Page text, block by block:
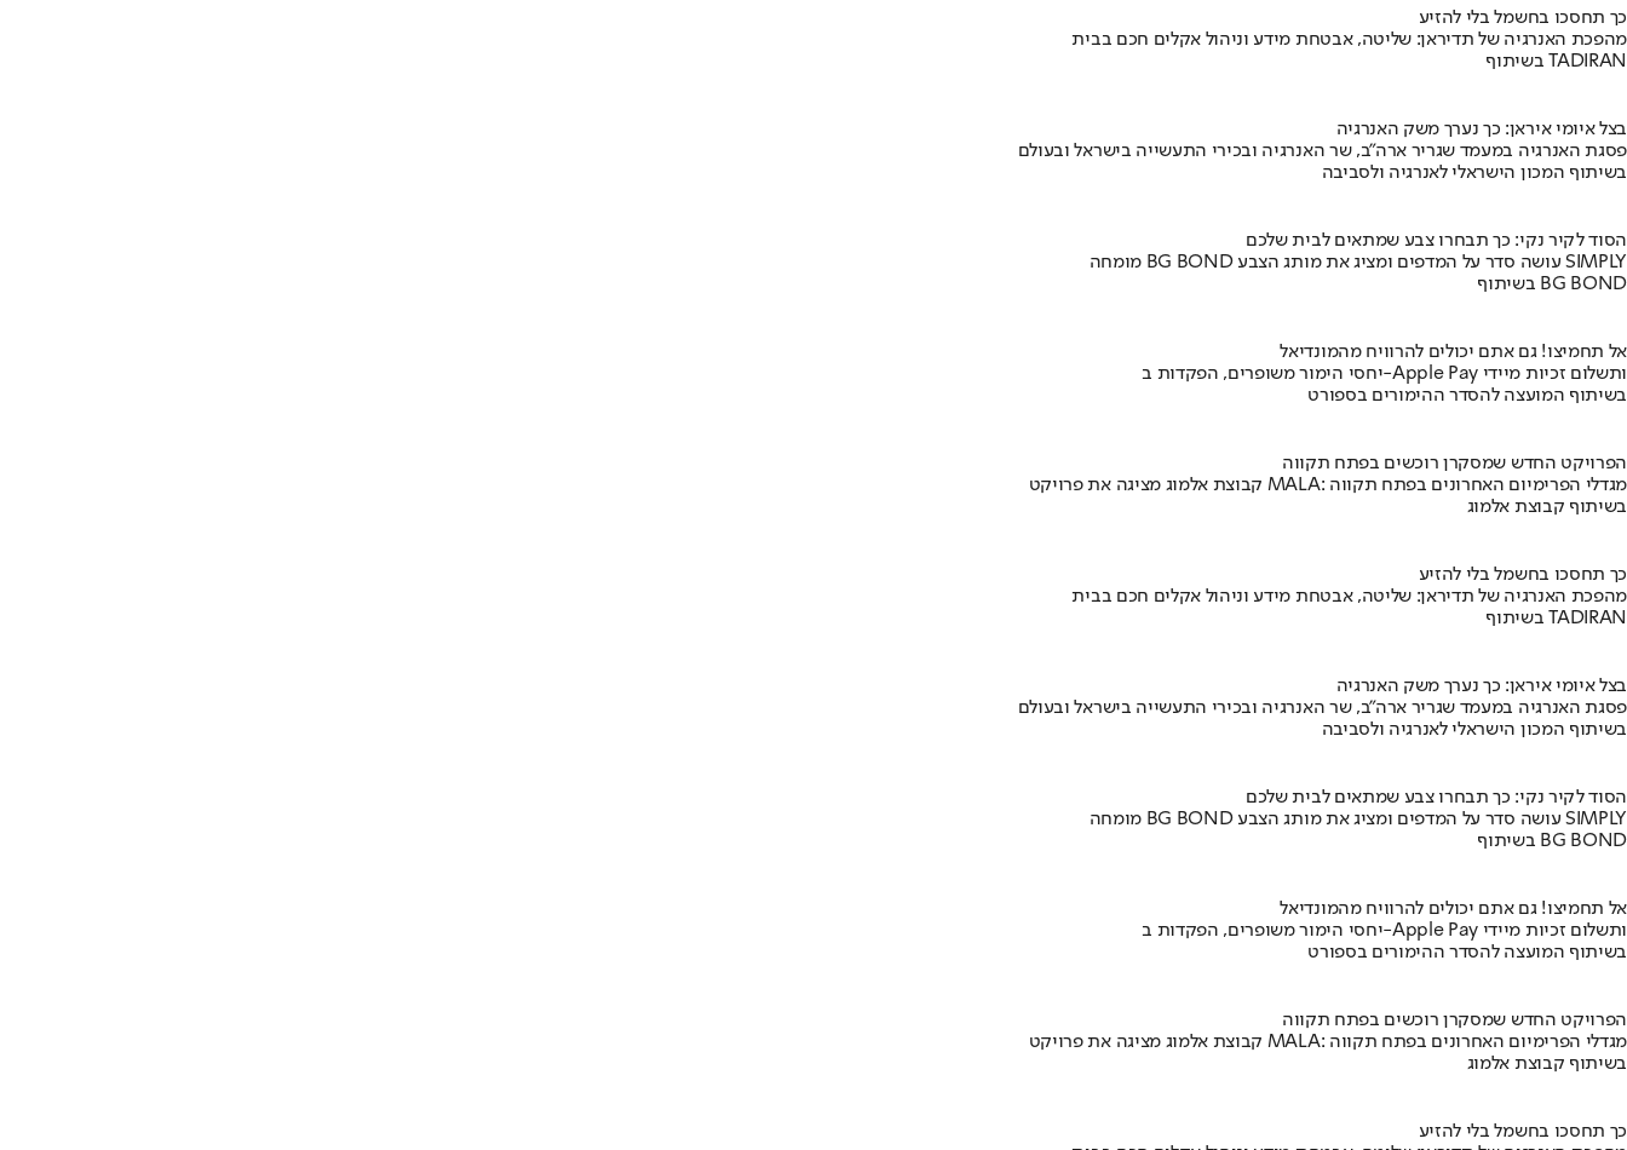
כך תחסכו בחשמל בלי להזיע
מהפכת האנרגיה של תדיראן: שליטה, אבטחת מידע וניהול אקלים חכם בבית
בשיתוף TADIRAN
בצל איומי איראן: כך נערך משק האנרגיה
פסגת האנרגיה במעמד שגריר ארה"ב, שר האנרגיה ובכירי התעשייה בישראל ובעולם
בשיתוף המכון הישראלי לאנרגיה ולסביבה
הסוד לקיר נקי: כך תבחרו צבע שמתאים לבית שלכם
מומחה BG BOND עושה סדר על המדפים ומציג את מותג הצבע SIMPLY
בשיתוף BG BOND
אל תחמיצו! גם אתם יכולים להרוויח מהמונדיאל
יחסי הימור משופרים, הפקדות ב-Apple Pay ותשלום זכיות מיידי
בשיתוף המועצה להסדר ההימורים בספורט
הפרויקט החדש שמסקרן רוכשים בפתח תקווה
קבוצת אלמוג מציגה את פרויקט MALA: מגדלי הפרימיום האחרונים בפתח תקווה
בשיתוף קבוצת אלמוג
כך תחסכו בחשמל בלי להזיע
מהפכת האנרגיה של תדיראן: שליטה, אבטחת מידע וניהול אקלים חכם בבית
בשיתוף TADIRAN
בצל איומי איראן: כך נערך משק האנרגיה
פסגת האנרגיה במעמד שגריר ארה"ב, שר האנרגיה ובכירי התעשייה בישראל ובעולם
בשיתוף המכון הישראלי לאנרגיה ולסביבה
הסוד לקיר נקי: כך תבחרו צבע שמתאים לבית שלכם
מומחה BG BOND עושה סדר על המדפים ומציג את מותג הצבע SIMPLY
בשיתוף BG BOND
אל תחמיצו! גם אתם יכולים להרוויח מהמונדיאל
יחסי הימור משופרים, הפקדות ב-Apple Pay ותשלום זכיות מיידי
בשיתוף המועצה להסדר ההימורים בספורט
הפרויקט החדש שמסקרן רוכשים בפתח תקווה
קבוצת אלמוג מציגה את פרויקט MALA: מגדלי הפרימיום האחרונים בפתח תקווה
בשיתוף קבוצת אלמוג
כך תחסכו בחשמל בלי להזיע